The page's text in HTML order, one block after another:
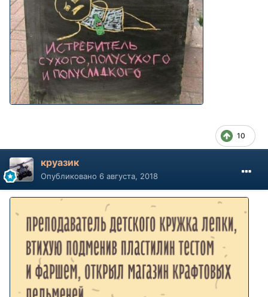
10
круазик
Опубликовано 6 августа, 2018